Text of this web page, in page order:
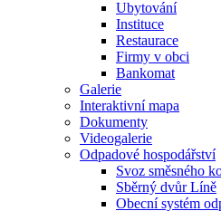
Ubytování
Instituce
Restaurace
Firmy v obci
Bankomat
Galerie
Interaktivní mapa
Dokumenty
Videogalerie
Odpadové hospodářství
Svoz směsného
Sběrný dvůr Líně
Obecní systém